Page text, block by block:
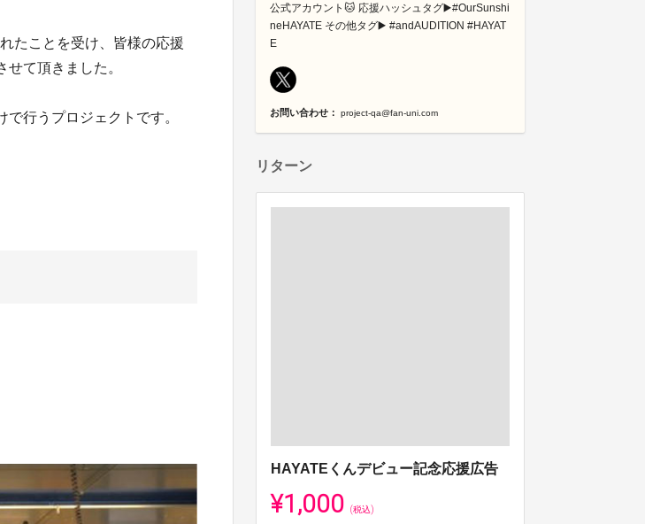
たことを受け、皆様の応援
て頂きました。
行うプロジェクトです。
公式アカウント🐱 応援ハッシュタグ▶️#OurSunshi
neHAYATE その他タグ▶️ #andAUDITION #HAYAT
E
お問い合わせ： project-qa@fan-uni.com
リターン
HAYATEくんデビュー記念応援広告
¥1,000 (税込)